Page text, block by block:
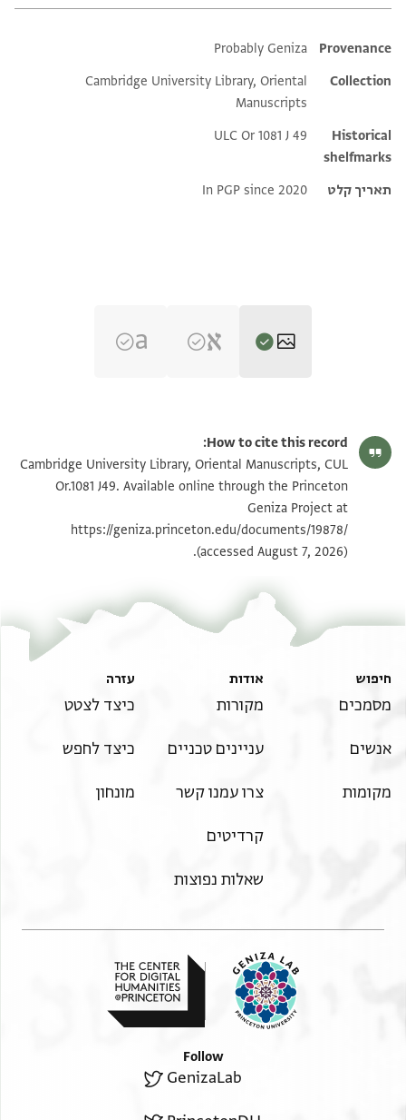
Additional metadata
Provenance
Probably Geniza
Collection
Cambridge University Library, Oriental
Manuscripts
Historical
shelfmarks
ULC Or 1081 J 49
תאריך קלט In PGP since 2020
CUL Or.1081 J49 1v הגדל וסובב
תנאי היתר שימוש בתצלום
How to cite this record:
Cambridge University Library, Oriental Manuscripts, CUL
Or.1081 J49. Available online through the Princeton
Geniza Project at
https://geniza.princeton.edu/documents/19878/
(accessed August 7, 2026).
חיפוש
מסמכים
אנשים
מקומות
אודות
מקורות
עניינים טכניים
צרו עמנו קשר
קרדיטים
שאלות נפוצות
עזרה
כיצד לצטט
כיצד לחפש
מונחון
Follow
GenizaLab